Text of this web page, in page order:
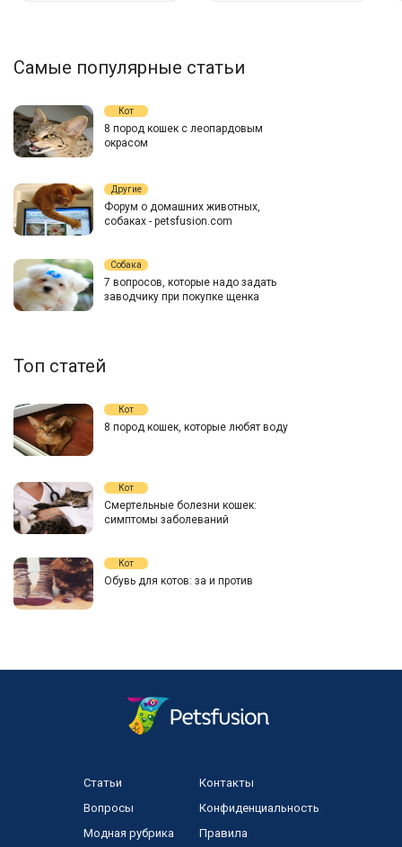
Самые популярные статьи
Кот
8 пород кошек с леопардовым
окрасом
Другие
Форум о домашних животных,
собаках - petsfusion.com
Собака
7 вопросов, которые надо задать
заводчику при покупке щенка
Топ статей
Кот
8 пород кошек, которые любят воду
Кот
Смертельные болезни кошек:
симптомы заболеваний
Кот
Обувь для котов: за и против
Статьи
Вопросы
Модная рубрика
Контакты
Конфиденциальность
Правила